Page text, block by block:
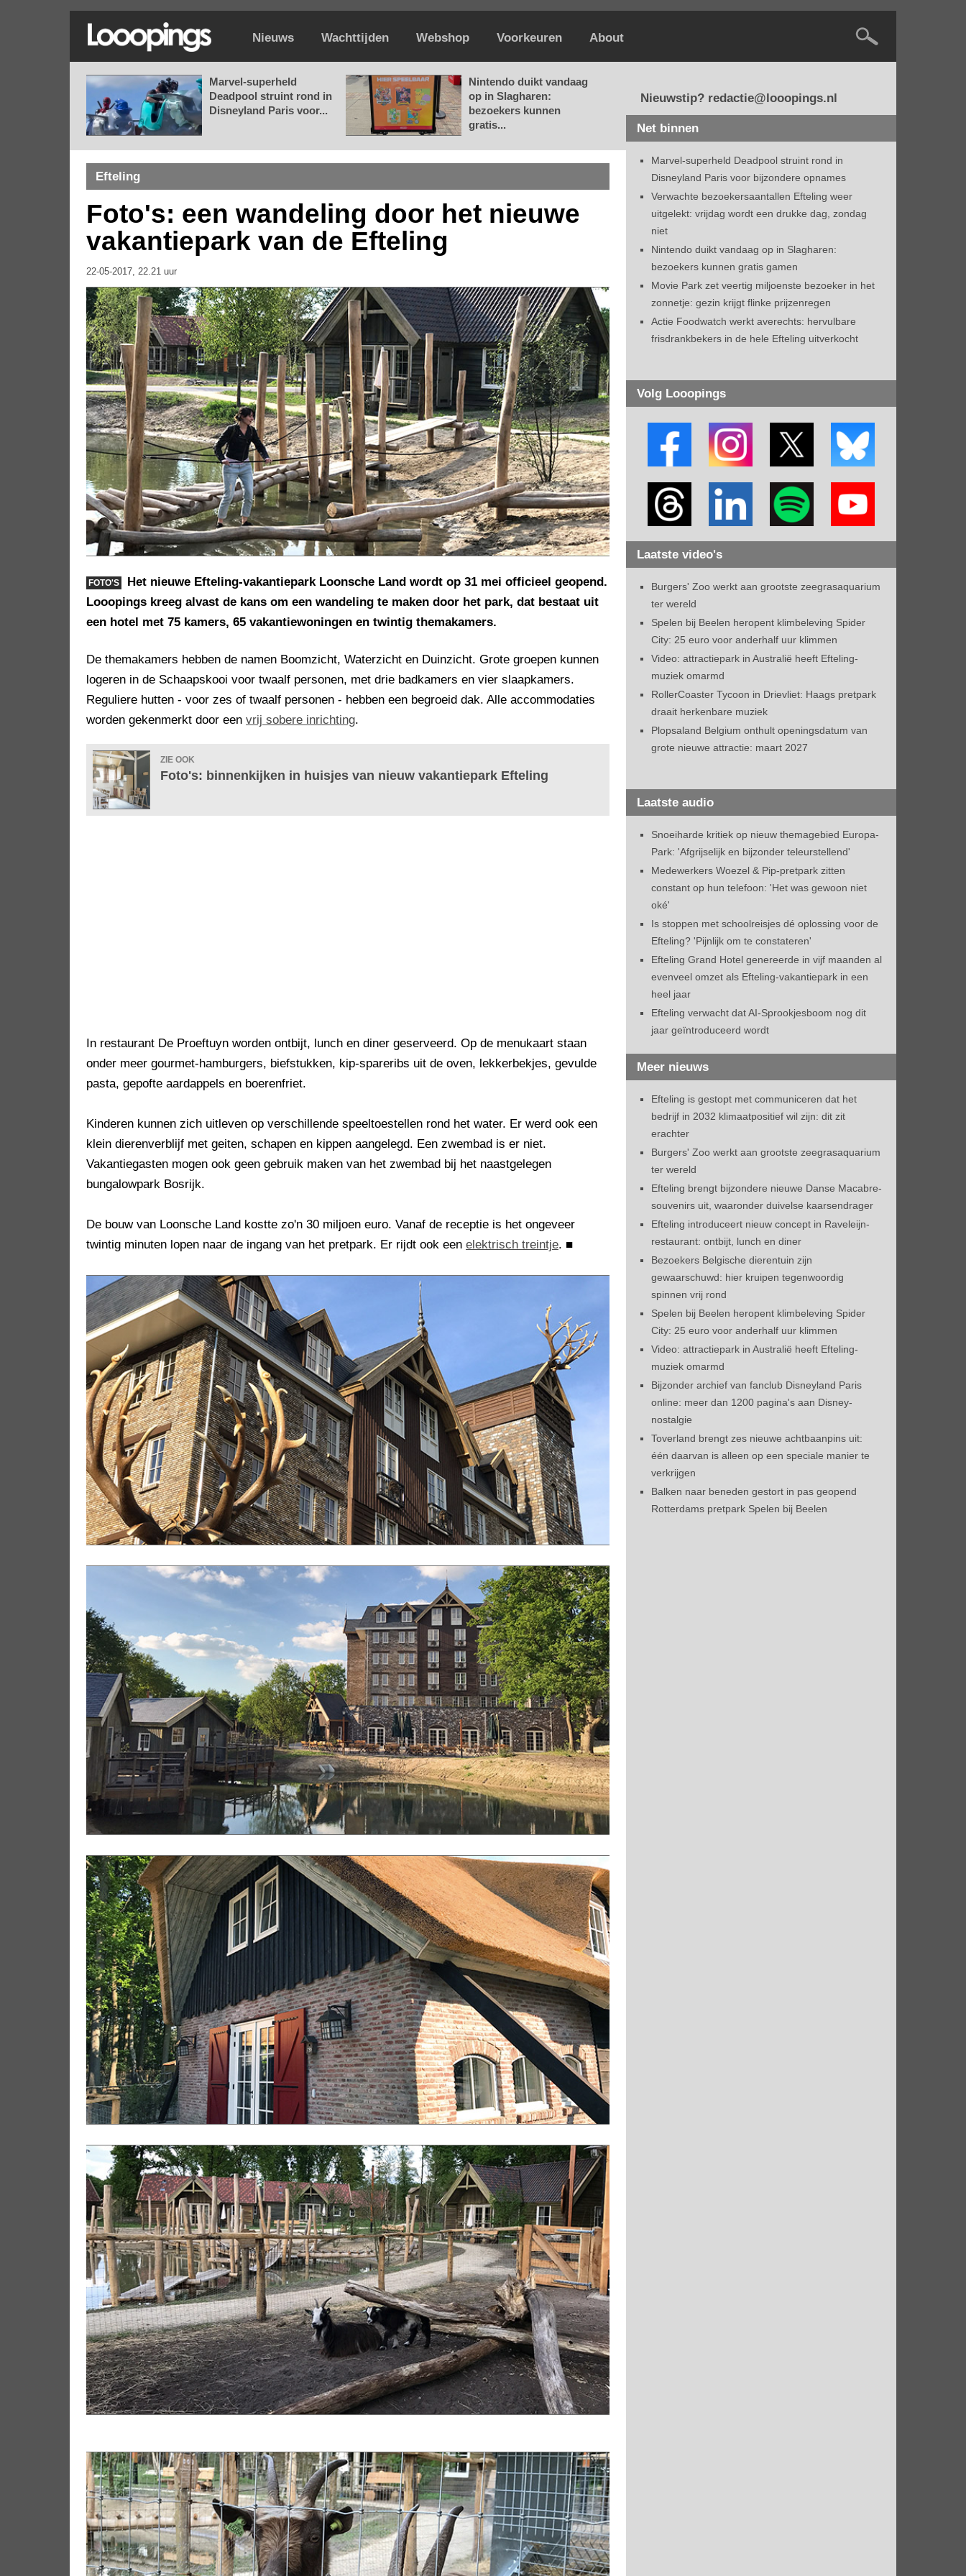
Nieuws Wachttijden Webshop Voorkeuren About
Marvel-superheld
Deadpool struint rond in
Disneyland Paris voor...
Nintendo duikt vandaag
op in Slagharen:
bezoekers kunnen
gratis...
Efteling
Foto's: een wandeling door het nieuwe
vakantiepark van de Efteling
22-05-2017, 22.21 uur
FOTO'S
Het nieuwe Efteling-vakantiepark Loonsche Land wordt op 31 mei officieel geopend.
Looopings kreeg alvast de kans om een wandeling te maken door het park, dat bestaat uit
een hotel met 75 kamers, 65 vakantiewoningen en twintig themakamers.
De themakamers hebben de namen Boomzicht, Waterzicht en Duinzicht. Grote groepen kunnen
logeren in de Schaapskooi voor twaalf personen, met drie badkamers en vier slaapkamers.
Reguliere hutten - voor zes of twaalf personen - hebben een begroeid dak. Alle accommodaties
worden gekenmerkt door een vrij sobere inrichting.
ZIE OOK
Foto's: binnenkijken in huisjes van nieuw vakantiepark Efteling
In restaurant De Proeftuyn worden ontbijt, lunch en diner geserveerd. Op de menukaart staan
onder meer gourmet-hamburgers, biefstukken, kip-spareribs uit de oven, lekkerbekjes, gevulde
pasta, gepofte aardappels en boerenfriet.
Kinderen kunnen zich uitleven op verschillende speeltoestellen rond het water. Er werd ook een
klein dierenverblijf met geiten, schapen en kippen aangelegd. Een zwembad is er niet.
Vakantiegasten mogen ook geen gebruik maken van het zwembad bij het naastgelegen
bungalowpark Bosrijk.
De bouw van Loonsche Land kostte zo'n 30 miljoen euro. Vanaf de receptie is het ongeveer
twintig minuten lopen naar de ingang van het pretpark. Er rijdt ook een elektrisch treintje. ■
Nieuwstip? redactie@looopings.nl
Net binnen
Marvel-superheld Deadpool struint rond in
Disneyland Paris voor bijzondere opnames
Verwachte bezoekersaantallen Efteling weer
uitgelekt: vrijdag wordt een drukke dag, zondag
niet
Nintendo duikt vandaag op in Slagharen:
bezoekers kunnen gratis gamen
Movie Park zet veertig miljoenste bezoeker in het
zonnetje: gezin krijgt flinke prijzenregen
Actie Foodwatch werkt averechts: hervulbare
frisdrankbekers in de hele Efteling uitverkocht
Volg Looopings
Laatste video's
Burgers' Zoo werkt aan grootste zeegrasaquarium
ter wereld
Spelen bij Beelen heropent klimbeleving Spider
City: 25 euro voor anderhalf uur klimmen
Video: attractiepark in Australië heeft Efteling-
muziek omarmd
RollerCoaster Tycoon in Drievliet: Haags pretpark
draait herkenbare muziek
Plopsaland Belgium onthult openingsdatum van
grote nieuwe attractie: maart 2027
Laatste audio
Snoeiharde kritiek op nieuw themagebied Europa-
Park: 'Afgrijselijk en bijzonder teleurstellend'
Medewerkers Woezel & Pip-pretpark zitten
constant op hun telefoon: 'Het was gewoon niet
oké'
Is stoppen met schoolreisjes dé oplossing voor de
Efteling? 'Pijnlijk om te constateren'
Efteling Grand Hotel genereerde in vijf maanden al
evenveel omzet als Efteling-vakantiepark in een
heel jaar
Efteling verwacht dat AI-Sprookjesboom nog dit
jaar geïntroduceerd wordt
Meer nieuws
Efteling is gestopt met communiceren dat het
bedrijf in 2032 klimaatpositief wil zijn: dit zit
erachter
Burgers' Zoo werkt aan grootste zeegrasaquarium
ter wereld
Efteling brengt bijzondere nieuwe Danse Macabre-
souvenirs uit, waaronder duivelse kaarsendrager
Efteling introduceert nieuw concept in Raveleijn-
restaurant: ontbijt, lunch en diner
Bezoekers Belgische dierentuin zijn
gewaarschuwd: hier kruipen tegenwoordig
spinnen vrij rond
Spelen bij Beelen heropent klimbeleving Spider
City: 25 euro voor anderhalf uur klimmen
Video: attractiepark in Australië heeft Efteling-
muziek omarmd
Bijzonder archief van fanclub Disneyland Paris
online: meer dan 1200 pagina's aan Disney-
nostalgie
Toverland brengt zes nieuwe achtbaanpins uit:
één daarvan is alleen op een speciale manier te
verkrijgen
Balken naar beneden gestort in pas geopend
Rotterdams pretpark Spelen bij Beelen